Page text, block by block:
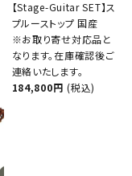
【Stage-Guitar SET】ス
プルーストップ 国産
※お取り寄せ対応品と
なります。在庫確認後ご
連絡いたします。
184,800円 (税込)